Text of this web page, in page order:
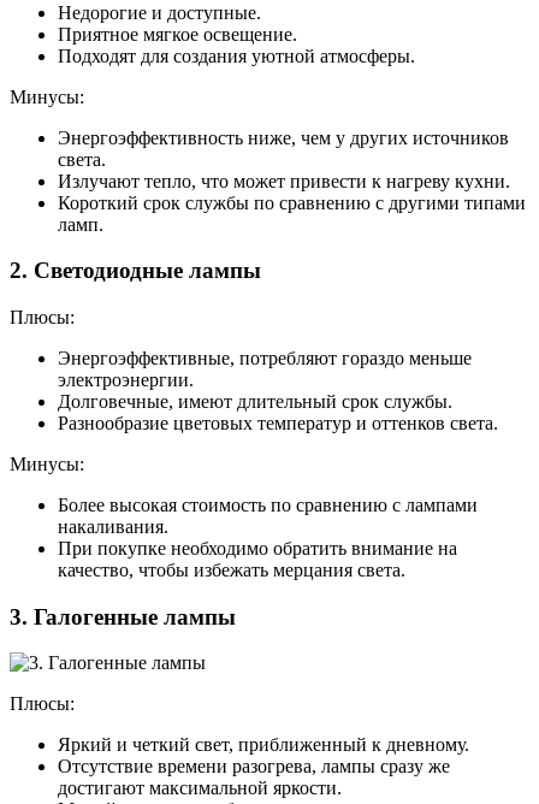
Недорогие и доступные.
Приятное мягкое освещение.
Подходят для создания уютной атмосферы.
Минусы:
Энергоэффективность ниже, чем у других источников
света.
Излучают тепло, что может привести к нагреву кухни.
Короткий срок службы по сравнению с другими типами
ламп.
2. Светодиодные лампы
Плюсы:
Энергоэффективные, потребляют гораздо меньше
электроэнергии.
Долговечные, имеют длительный срок службы.
Разнообразие цветовых температур и оттенков света.
Минусы:
Более высокая стоимость по сравнению с лампами
накаливания.
При покупке необходимо обратить внимание на
качество, чтобы избежать мерцания света.
3. Галогенные лампы
Плюсы:
Яркий и четкий свет, приближенный к дневному.
Отсутствие времени разогрева, лампы сразу же
достигают максимальной яркости.